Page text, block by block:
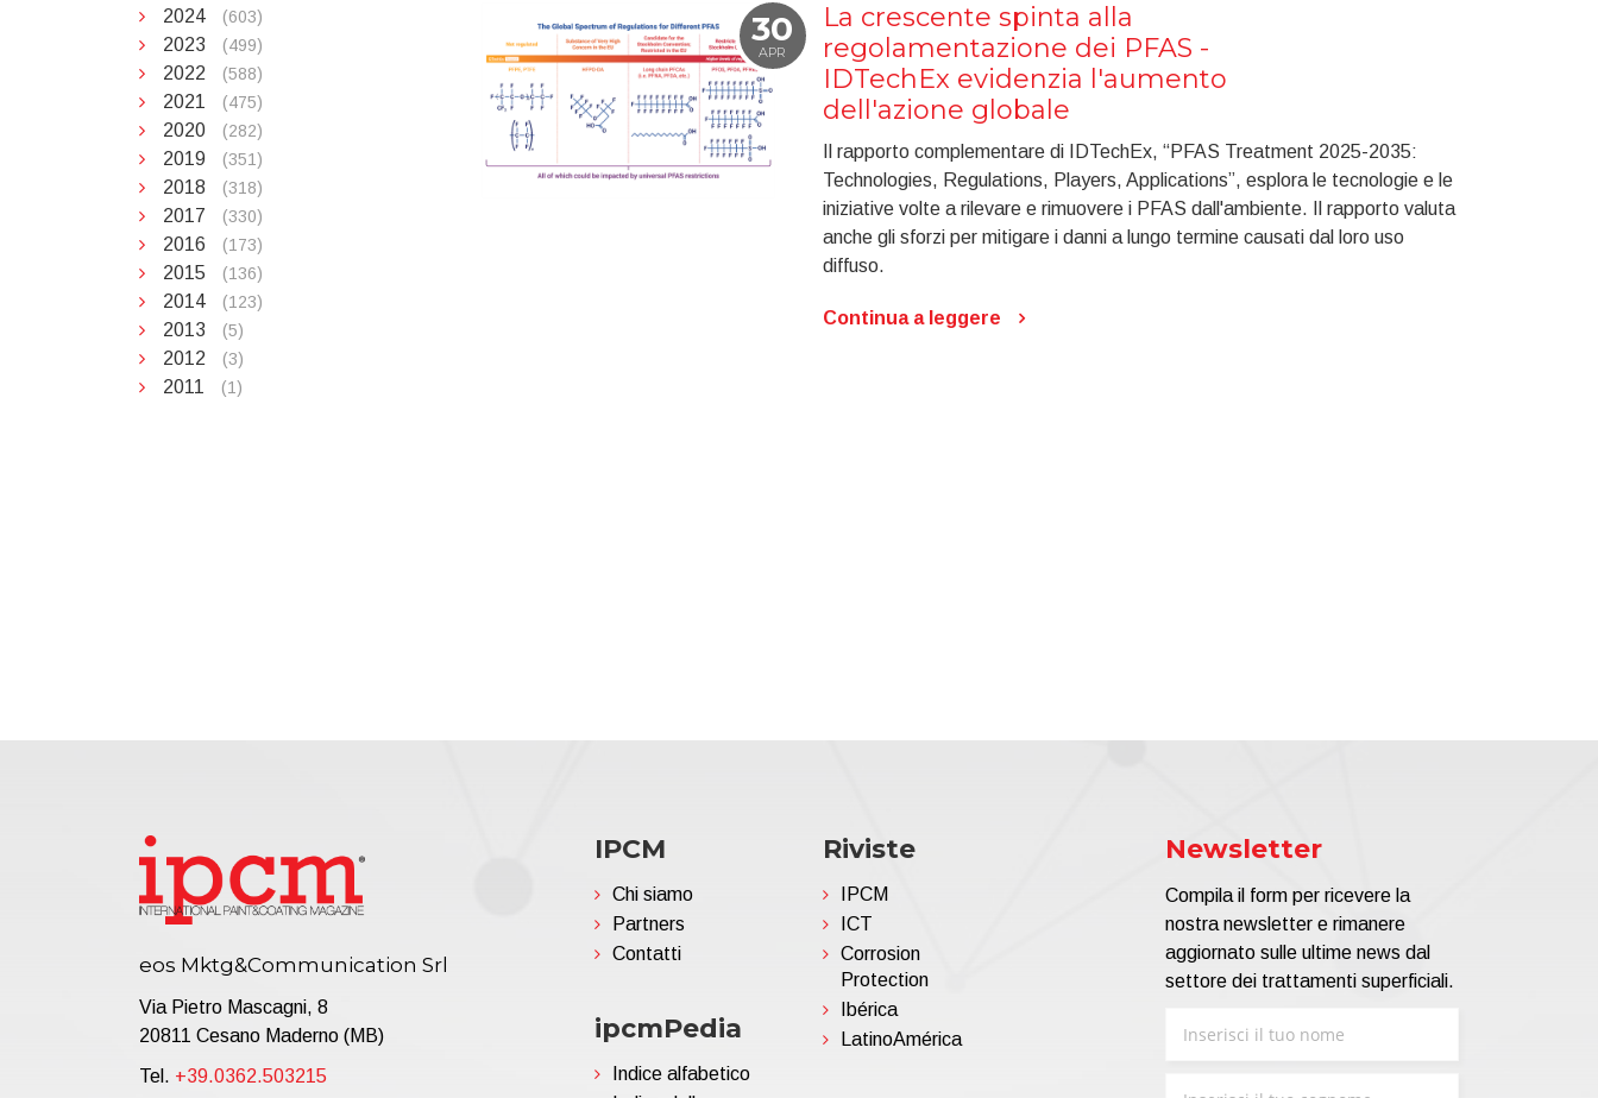
2024 (603)
2023 (499)
2022 (588)
2021 (475)
2020 (282)
2019 (351)
2018 (318)
2017 (330)
2016 (173)
2015 (136)
2014 (123)
2013 (5)
2012 (3)
2011 (1)
30
APR
La crescente spinta alla
regolamentazione dei PFAS -
IDTechEx evidenzia l'aumento
dell'azione globale
Il rapporto complementare di IDTechEx, “PFAS Treatment 2025-2035:
Technologies, Regulations, Players, Applications”, esplora le tecnologie e le
iniziative volte a rilevare e rimuovere i PFAS dall'ambiente. Il rapporto valuta
anche gli sforzi per mitigare i danni a lungo termine causati dal loro uso
diffuso.
Continua a leggere
eos Mktg&Communication Srl
Via Pietro Mascagni, 8
20811 Cesano Maderno (MB)
Tel. +39.0362.503215
IPCM
Chi siamo
Partners
Contatti
ipcmPedia
Indice alfabetico
Riviste
IPCM
ICT
Corrosion
Protection
Ibérica
LatinoAmérica
Newsletter
Compila il form per ricevere la
nostra newsletter e rimanere
aggiornato sulle ultime news dal
settore dei trattamenti superficiali.